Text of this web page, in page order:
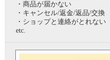
・商品が届かない
・キャンセル/返金/返品/交換
・ショップと連絡がとれない
etc.